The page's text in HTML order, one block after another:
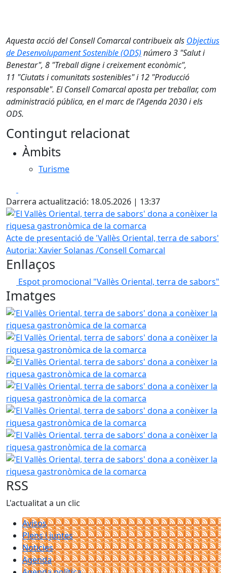
Aquesta acció del Consell Comarcal contribueix als Objectius
de Desenvolupament Sostenible (ODS) número 3 "Salut i
Benestar", 8 "Treball digne i creixement econòmic",
11 "Ciutats i comunitats sostenibles" i 12 "Producció
responsable". El Consell Comarcal aposta per treballar, com
administració pública, en el marc de l'Agenda 2030 i els
ODS.
Contingut relacionat
Àmbits
Turisme
Darrera actualització: 18.05.2026 | 13:37
‘El Vallès Oriental, terra de sabors' dona a conèixer la
Acte de presentació de 'Vallès Oriental, terra de sabors'
Autoria: Xavier Solanas /Consell Comarcal
Enllaços
Espot promocional "Vallès Oriental, terra de sabors"
Imatges
‘El Vallès Oriental, terra de sabors' dona a conèixer la
‘El Vallès Oriental, terra de sabors' dona a conèixer la
‘El Vallès Oriental, terra de sabors' dona a conèixer la
‘El Vallès Oriental, terra de sabors' dona a conèixer la
‘El Vallès Oriental, terra de sabors' dona a conèixer la
‘El Vallès Oriental, terra de sabors' dona a conèixer la
‘El Vallès Oriental, terra de sabors' dona a conèixer la
RSS
L'actualitat a un clic
Avisos
Plens i juntes
Noticies
Agenda